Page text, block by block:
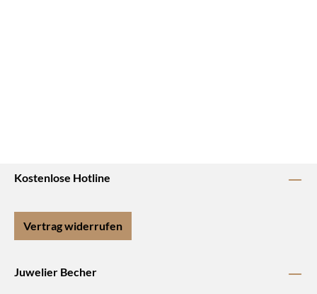
Kostenlose Hotline
Vertrag widerrufen
Juwelier Becher